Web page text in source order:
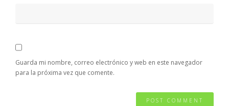
Guarda mi nombre, correo electrónico y web en este navegador
para la próxima vez que comente.